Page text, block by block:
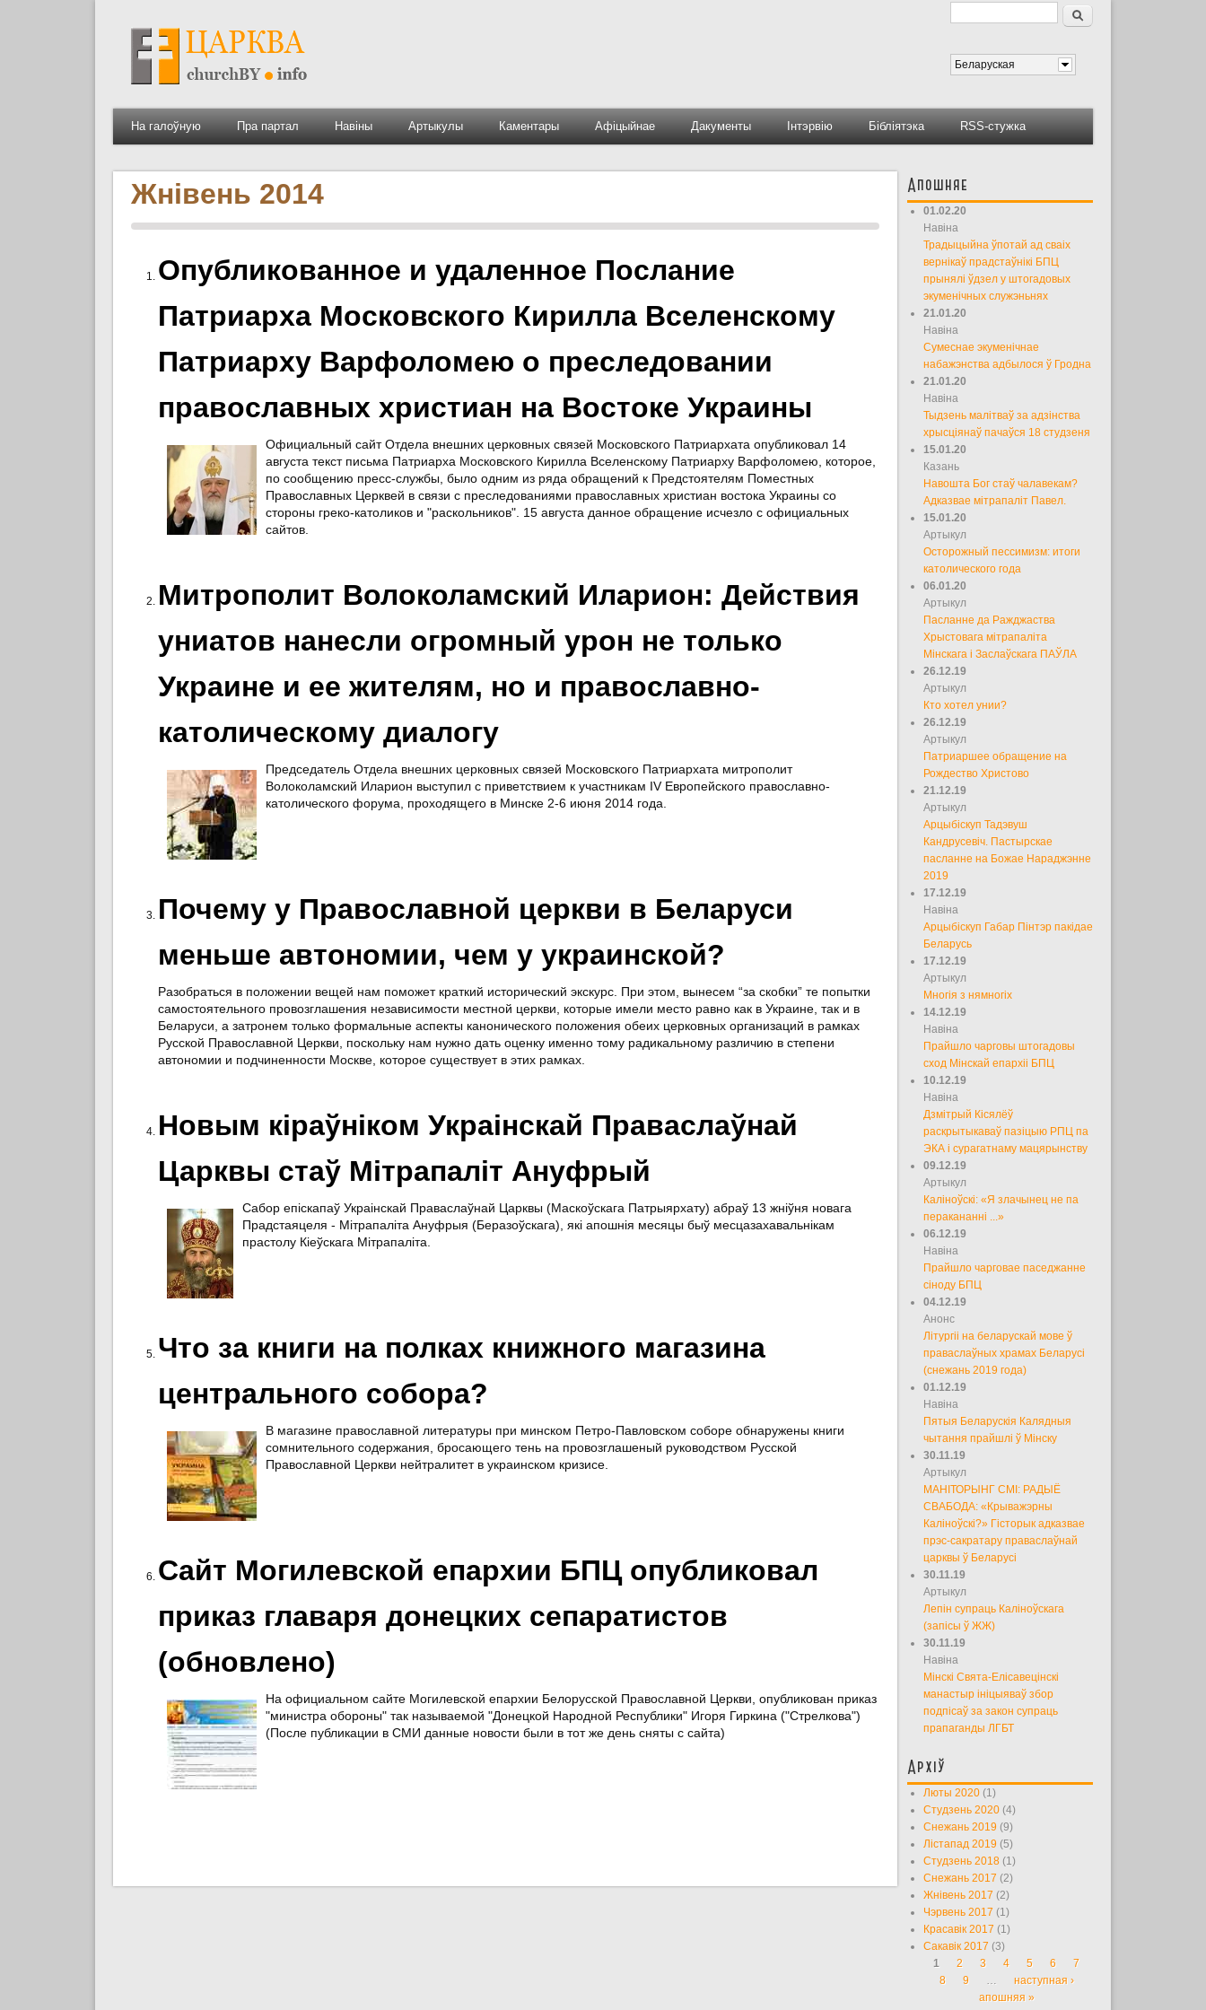
Форма пошуку
Пошук
Беларуская
На галоўную Пра партал Навіны Артыкулы Каментары Афіцыйнае Дакументы Інтэрвію Бібліятэка RSS-стужка
Жнівень 2014
Опубликованное и удаленное Послание
Патриарха Московского Кирилла Вселенскому
Патриарху Варфоломею о преследовании
православных христиан на Востоке Украины
Официальный сайт Отдела внешних церковных связей Московского Патриархата опубликовал 14
августа текст письма Патриарха Московского Кирилла Вселенскому Патриарху Варфоломею, которое,
по сообщению пресс-службы, было одним из ряда обращений к Предстоятелям Поместных
Православных Церквей в связи с преследованиями православных христиан востока Украины со
стороны греко-католиков и "раскольников". 15 августа данное обращение исчезло с официальных
сайтов.
Митрополит Волоколамский Иларион: Действия
униатов нанесли огромный урон не только
Украине и ее жителям, но и православно-
католическому диалогу
Председатель Отдела внешних церковных связей Московского Патриархата митрополит
Волоколамский Иларион выступил с приветствием к участникам IV Европейского православно-
католического форума, проходящего в Минске 2-6 июня 2014 года.
Почему у Православной церкви в Беларуси
меньше автономии, чем у украинской?
Разобраться в положении вещей нам поможет краткий исторический экскурс. При этом, вынесем “за скобки” те попытки
самостоятельного провозглашения независимости местной церкви, которые имели место равно как в Украине, так и в
Беларуси, а затронем только формальные аспекты канонического положения обеих церковных организаций в рамках
Русской Православной Церкви, поскольку нам нужно дать оценку именно тому радикальному различию в степени
автономии и подчиненности Москве, которое существует в этих рамках.
Новым кіраўніком Украінскай Праваслаўнай
Царквы стаў Мітрапаліт Ануфрый
Сабор епіскапаў Украінскай Праваслаўнай Царквы (Маскоўскага Патрыярхату) абраў 13 жніўня новага
Прадстаяцеля - Мітрапаліта Ануфрыя (Беразоўскага), які апошнія месяцы быў месцазахавальнікам
прастолу Кіеўскага Мітрапаліта.
Что за книги на полках книжного магазина
центрального собора?
В магазине православной литературы при минском Петро-Павловском соборе обнаружены книги
сомнительного содержания, бросающего тень на провозглашеный руководством Русской
Православной Церкви нейтралитет в украинском кризисе.
Сайт Могилевской епархии БПЦ опубликовал
приказ главаря донецких сепаратистов
(обновлено)
На официальном сайте Могилевской епархии Белорусской Православной Церкви, опубликован приказ
"министра обороны" так называемой "Донецкой Народной Республики" Игоря Гиркина ("Стрелкова")
(После публикации в СМИ данные новости были в тот же день сняты с сайта)
Апошняе
01.02.20
Навіна
Традыцыйна ўпотай ад сваіх
вернікаў прадстаўнікі БПЦ
прынялі ўдзел у штогадовых
экуменічных служэньнях
21.01.20
Навіна
Сумеснае экуменічнае
набажэнства адбылося ў Гродна
21.01.20
Навіна
Тыдзень малітваў за адзінства
хрысціянаў пачаўся 18 студзеня
15.01.20
Казань
Навошта Бог стаў чалавекам?
Адказвае мітрапаліт Павел.
15.01.20
Артыкул
Осторожный пессимизм: итоги
католического года
06.01.20
Артыкул
Пасланне да Ражджаства
Хрыстовага мітрапаліта
Мінскага і Заслаўскага ПАЎЛА
26.12.19
Артыкул
Кто хотел унии?
26.12.19
Артыкул
Патриаршее обращение на
Рождество Христово
21.12.19
Артыкул
Арцыбіскуп Тадэвуш
Кандрусевіч. Пастырскае
пасланне на Божае Нараджэнне
2019
17.12.19
Навіна
Арцыбіскуп Габар Пінтэр пакідае
Беларусь
17.12.19
Артыкул
Многія з нямногіх
14.12.19
Навіна
Прайшло чарговы штогадовы
сход Мінскай епархіі БПЦ
10.12.19
Навіна
Дзмітрый Кісялёў
раскрытыкаваў пазіцыю РПЦ па
ЭКА і сурагатнаму мацярынству
09.12.19
Артыкул
Каліноўскі: «Я злачынец не па
перакананні ...»
06.12.19
Навіна
Прайшло чарговае паседжанне
сіноду БПЦ
04.12.19
Анонс
Літургіі на беларускай мове ў
праваслаўных храмах Беларусі
(снежань 2019 года)
01.12.19
Навіна
Пятыя Беларускія Калядныя
чытання прайшлі ў Мінску
30.11.19
Артыкул
МАНІТОРЫНГ СМІ: РАДЫЁ
СВАБОДА: «Крыважэрны
Каліноўскі?» Гісторык адказвае
прэс-сакратару праваслаўнай
царквы ў Беларусі
30.11.19
Артыкул
Лепін супраць Каліноўскага
(запісы ў ЖЖ)
30.11.19
Навіна
Мінскі Свята-Елісавецінскі
манастыр ініцыяваў збор
подпісаў за закон супраць
прапаганды ЛГБТ
Архіў
Люты 2020 (1)
Студзень 2020 (4)
Снежань 2019 (9)
Лістапад 2019 (5)
Студзень 2018 (1)
Снежань 2017 (2)
Жнівень 2017 (2)
Чэрвень 2017 (1)
Красавік 2017 (1)
Сакавік 2017 (3)
Старонкі
1 2 3 4 5 6
7
8
9 …
наступная ›
апошняя »